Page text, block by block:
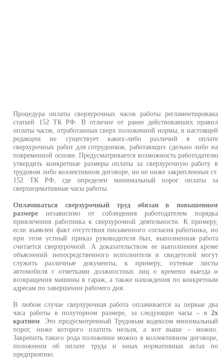
Процедура оплаты сверхурочных часов работы регламентирована
статьей 152 ТК РФ. В отличие от ранее действовавших правил
оплаты часов, отработанных сверх положенной нормы, в настоящей
редакции не существует каких-либо различий в оплате
сверхурочных работ для сотрудников, работающих сдельно либо на
повременной основе. Предусматривается возможность работодателю
утвердить конкретные размеры оплаты за сверхурочную работу в
трудовом либо коллективном договоре, но не ниже закрепленных ст.
152 ТК РФ, где определен минимальный порог оплаты за
сверхнормативные часы работы.
Оплачиваться сверхурочный труд обязан в повышенном
размере независимо от соблюдения работодателем порядка
привлечения работника к сверхурочной деятельности. К примеру,
если выявлен факт отсутствия письменного согласия работника, но
при этом устный приказ руководителя был, выполненная работа
считается сверхурочной. А доказательством ее выполнения кроме
объяснений непосредственного исполнителя и свидетелей могут
служить различные документы, к примеру, путевые листы
автомобиля с отметками должностных лиц о времени выезда и
возвращения машины в гараж, а также нахождения по конкретным
адресам по завершении рабочего дня.
В любом случае сверхурочная работа оплачивается за первые два
часа работы в полуторном размере, за следующие часы – в2х
кратном . Это предусмотренный Трудовым кодексом минимальный
порог, ниже которого платить нельзя, а вот выше – можно.
Закрепить такого рода положение можно в коллективном договоре,
положении об оплате труда и иных нормативных актах по
предприятию.